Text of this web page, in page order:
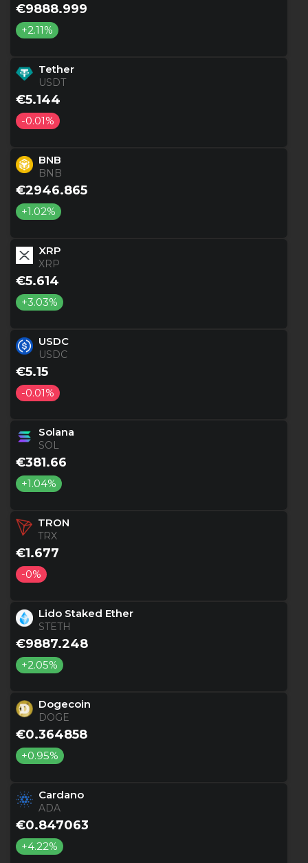
€9888.999
+2.11%
Tether
USDT
€5.144
-0.01%
BNB
BNB
€2946.865
+1.02%
XRP
XRP
€5.614
+3.03%
USDC
USDC
€5.15
-0.01%
Solana
SOL
€381.66
+1.04%
TRON
TRX
€1.677
-0%
Lido Staked Ether
STETH
€9887.248
+2.05%
Dogecoin
DOGE
€0.364858
+0.95%
Cardano
ADA
€0.847063
+4.22%